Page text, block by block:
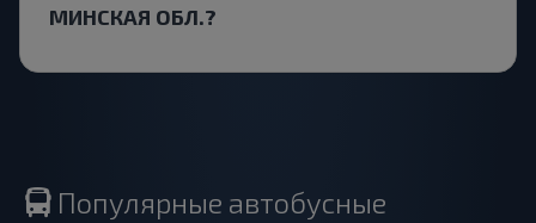
МИНСКАЯ ОБЛ.?
Популярные автобусные